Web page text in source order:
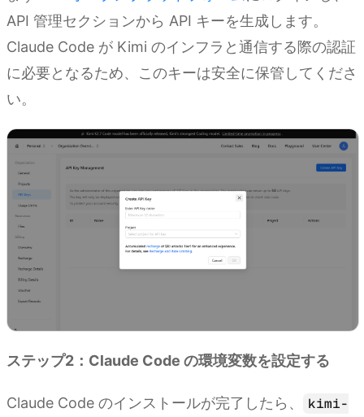
API 管理セクションから API キーを生成します。
Claude Code が Kimi のインフラと通信する際の認証
に必要となるため、このキーは安全に保管してくださ
い。
ステップ2：Claude Code の環境変数を設定する
Claude Code のインストールが完了したら、
kimi-